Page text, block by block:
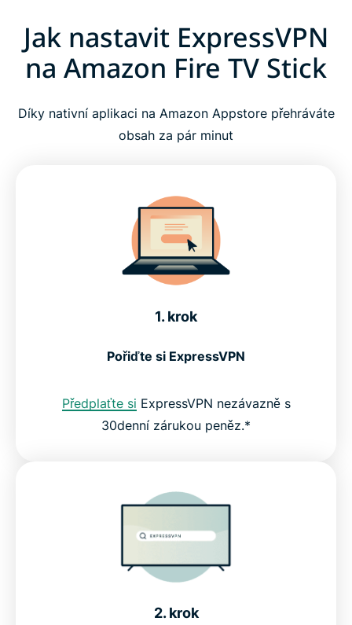
Jak nastavit ExpressVPN
na Amazon Fire TV Stick
Díky nativní aplikaci na Amazon Appstore přehráváte
obsah za pár minut
1. krok
Pořiďte si ExpressVPN
Předplaťte si ExpressVPN nezávazně s
30denní zárukou peněz.*
2. krok